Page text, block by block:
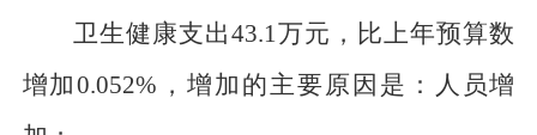
卫生健康支出43.1万元， 比上年预算数
增加0.052%，增加 的主要原因是：
人员增